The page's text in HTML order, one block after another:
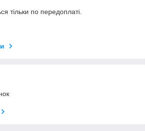
тільки по передоплаті.